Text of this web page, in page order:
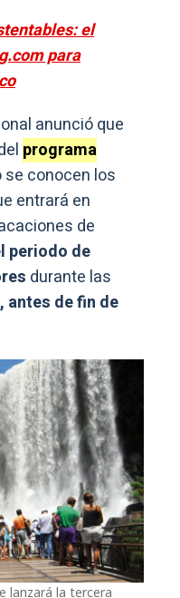
el
para
anunció que
programa
se conocen los
entrará en
de
periodo de
durante las
antes de fin de
lanzará la tercera